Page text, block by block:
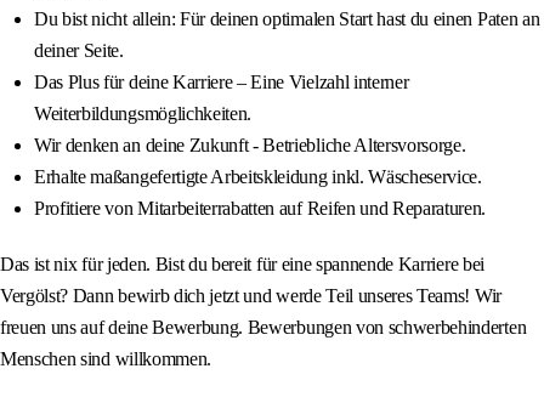
Du bist nicht allein: Für deinen optimalen Start hast du einen Paten an
deiner Seite.
Das Plus für deine Karriere – Eine Vielzahl interner
Weiterbildungsmöglichkeiten.
Wir denken an deine Zukunft - Betriebliche Altersvorsorge.
Erhalte maßangefertigte Arbeitskleidung inkl. Wäscheservice.
Profitiere von Mitarbeiterrabatten auf Reifen und Reparaturen.
Das ist nix für jeden. Bist du bereit für eine spannende Karriere bei
Vergölst? Dann bewirb dich jetzt und werde Teil unseres Teams! Wir
freuen uns auf deine Bewerbung. Bewerbungen von schwerbehinderten
Menschen sind willkommen.